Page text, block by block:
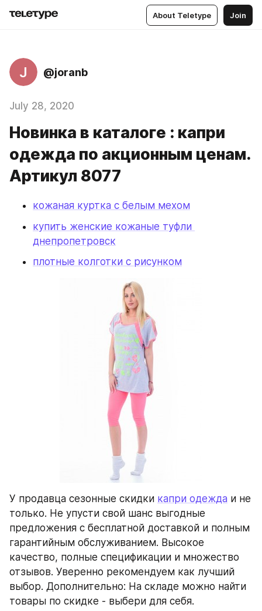
About Teletype Join
J @joranb
July 28, 2020
Новинка в каталоге : капри
одежда по акционным ценам.
Артикул 8077
кожаная куртка с белым мехом
купить женские кожаные туфли
днепропетровск
плотные колготки с рисунком
У продавца сезонные скидки капри одежда и не
только. Не упусти свой шанс выгодные
предложения с бесплатной доставкой и полным
гарантийным обслуживанием. Высокое
качество, полные спецификации и множество
отзывов. Уверенно рекомендуем как лучший
выбор. Дополнительно: На складе можно найти
товары по скидке - выбери для себя.